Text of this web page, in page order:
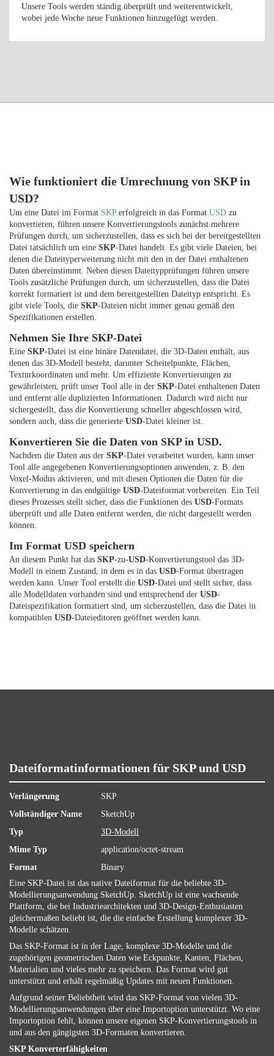
Unsere Tools werden ständig überprüft und weiterentwickelt,
wobei jede Woche neue Funktionen hinzugefügt werden.
Wie funktioniert die Umrechnung von SKP in
USD?
Um eine Datei im Format SKPerfolgreich in das Format USD zu
konvertieren, führen unsere Konvertierungstools zunächst mehrere
Prüfungen durch, um sicherzustellen, dass es sich bei der bereitgestellten
Datei tatsächlich um eine SKP-Datei handelt. Es gibt viele Dateien, bei
denen die Dateityperweiterung nicht mit den in der Datei enthaltenen
Daten übereinstimmt. Neben diesen Dateitypprüfungen führen unsere
Tools zusätzliche Prüfungen durch, um sicherzustellen, dass die Datei
korrekt formatiert ist und dem bereitgestellten Dateityp entspricht. Es
gibt viele Tools, die SKP-Dateien nicht immer genau gemäß den
Spezifikationen erstellen.
Nehmen Sie Ihre SKP-Datei
Eine SKP-Datei ist eine binäre Datendatei, die 3D-Daten enthält, aus
denen das 3D-Modell besteht, darunter Scheitelpunkte, Flächen,
Texturkoordinaten und mehr. Um effiziente Konvertierungen zu
gewährleisten, prüft unser Tool alle in der SKP-Datei enthaltenen Daten
und entfernt alle duplizierten Informationen. Dadurch wird nicht nur
sichergestellt, dass die Konvertierung schneller abgeschlossen wird,
sondern auch, dass die generierte USD-Datei kleiner ist.
Konvertieren Sie die Daten von SKP in USD.
Nachdem die Daten aus der SKP-Datei verarbeitet wurden, kann unser
Tool alle angegebenen Konvertierungsoptionen anwenden, z. B. den
Voxel-Modus aktivieren, und mit diesen Optionen die Daten für die
Konvertierung in das endgültige USD-Dateiformat vorbereiten. Ein Teil
dieses Prozesses stellt sicher, dass die Funktionen des USD-Formats
überprüft und alle Daten entfernt werden, die nicht dargestellt werden
können.
Im Format USD speichern
An diesem Punkt hat das SKP-zu-USD-Konvertierungstool das 3D-
Modell in einem Zustand, in dem es in das USD-Format übertragen
werden kann. Unser Tool erstellt die USD-Datei und stellt sicher, dass
alle Modelldaten vorhanden sind und entsprechend der USD-
Dateispezifikation formatiert sind, um sicherzustellen, dass die Datei in
kompatiblen USD-Dateieditoren geöffnet werden kann.
Dateiformatinformationen für SKP und USD
Verlängerung
SKP
Vollständiger Name
SketchUp
Typ
3D-Modell
Mime Typ
application/octet-stream
Format
Binary
Eine SKP-Datei ist das native Dateiformat für die beliebte 3D-
Modellierungsanwendung SketchUp. SketchUp ist eine wachsende
Plattform, die bei Industriearchitekten und 3D-Design-Enthusiasten
gleichermaßen beliebt ist, die die einfache Erstellung komplexer 3D-
Modelle schätzen.
Das SKP-Format ist in der Lage, komplexe 3D-Modelle und die
zugehörigen geometrischen Daten wie Eckpunkte, Kanten, Flächen,
Materialien und vieles mehr zu speichern. Das Format wird gut
unterstützt und erhält regelmäßig Updates mit neuen Funktionen.
Aufgrund seiner Beliebtheit wird das SKP-Format von vielen 3D-
Modellierungsanwendungen über eine Importoption unterstützt. Wo eine
Importoption fehlt, können unsere eigenen SKP-Konvertierungstools in
und aus den gängigsten 3D-Formaten konvertieren.
SKP Konverterfähigkeiten